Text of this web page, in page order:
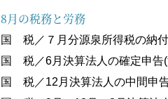
8月の税務と労務
国 税／７月分源
国 税／6月決算法人の
国 税／12月決